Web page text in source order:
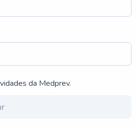
da Medprev.